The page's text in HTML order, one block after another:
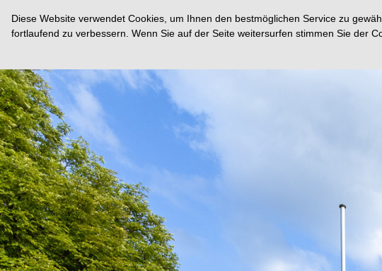
Diese Website verwendet Cookies, um Ihnen den bestmöglichen Service zu
fortlaufend zu verbessern. Wenn Sie auf der Seite weitersurfen stimmen Sie der